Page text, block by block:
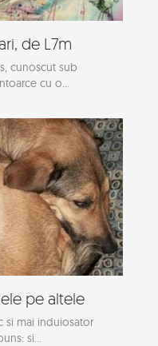
de L7m
cunoscut sub
cu o...
pe altele
si mai induiosator
si...